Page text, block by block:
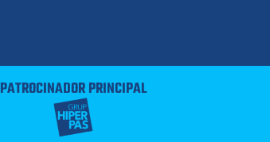
PATROCINADOR PRINCIPAL